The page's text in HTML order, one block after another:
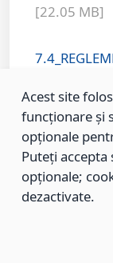
[22.05 MB]
[24.74 MB]
Acest site
funcționare și
opționale
Puteți
opționale;
dezactivate.